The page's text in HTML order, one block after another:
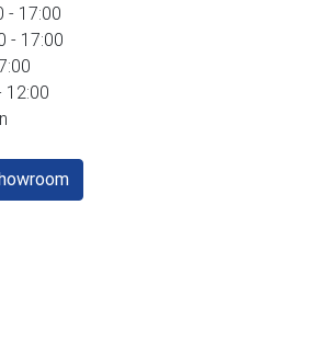
- 17:00
- 17:00
12:00